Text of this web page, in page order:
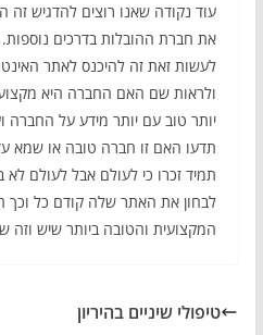
עוד נקודה שאנו רוצים להדגיש זה
את חברת ההובלות בדרכים
לעשות זאת זה להיכנס לאתר
ולראות שם האם החברה היא
יותר טוב עם יותר מידע על החברה
תדעו האם זו חברה טובה או שמא
תמיד זכרו כי לעולם אבל לעולם
לבחון את האתר שלה קודם כל וכך
המקצועית והטובה ביותר שיש וזה
טיפולי שיניים בהיריון